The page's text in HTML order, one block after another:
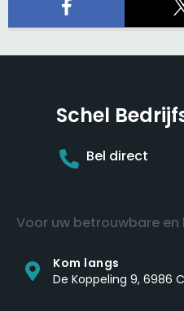
Schel
Bel direct
Voor uw betrouwbare
Kom langs
De Koppeling 9, 6986